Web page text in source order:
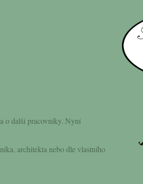
o další pracovníky. Nyní
architekta nebo dle vlastního